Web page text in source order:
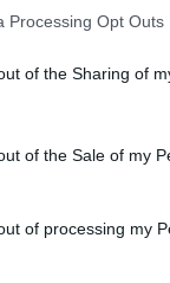
Processing Opt Outs
of the Sharing of
of the Sale of my
of processing my